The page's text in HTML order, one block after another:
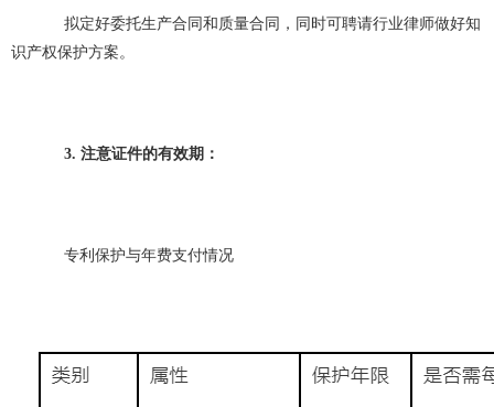
拟定好委托生产合同和质量合同，同时可聘请行业律师做好知
识产权保护方案。
3. 注意证件的有效期：
专利保护与年费支付情况